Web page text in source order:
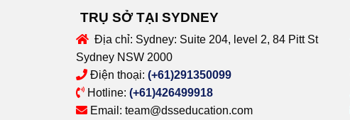
TRỤ SỞ TẠI SYDNEY
Địa chỉ: Sydney: Suite 204, level 2, 84 Pitt St
Sydney NSW 2000
Điện thoại: (+61)291350099
Hotline: (+61)426499918
Email: team@dsseducation.com